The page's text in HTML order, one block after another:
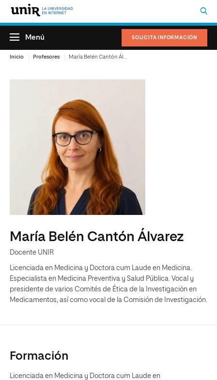
SOLICITA INFORMACIÓN
Menú
Inicio Profesores
María Belén Cantón Álvarez
Docente UNIR
Licenciada en Medicina y Doctora cum Laude en Medicina.
Especialista en Medicina Preventiva y Salud Pública. Vocal y
presidente de varios Comités de Ética de la Investigación en
Medicamentos, así como vocal de la Comisión de Investigación.
Formación
Licenciada en Medicina y Doctora cum Laude en